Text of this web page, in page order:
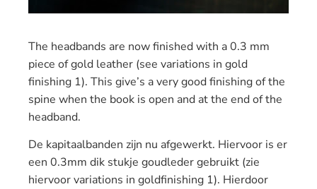
The headbands are now finished with a 0.3 mm
piece of gold leather (see variations in gold
finishing 1). This give’s a very good finishing of the
spine when the book is open and at the end of the
headband.
De kapitaalbanden zijn nu afgewerkt. Hiervoor is er
een 0.3mm dik stukje goudleder gebruikt (zie
hiervoor variations in goldfinishing 1). Hierdoor